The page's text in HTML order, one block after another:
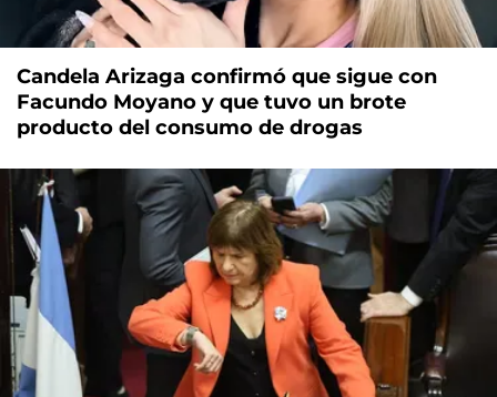
Candela Arizaga confirmó que sigue con
Facundo Moyano y que tuvo un brote
producto del consumo de drogas